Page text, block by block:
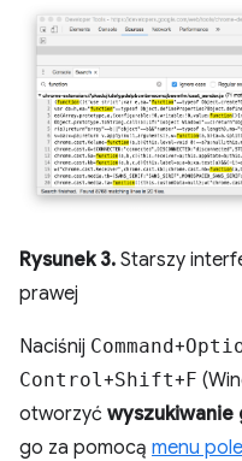
Rysunek 3. Starszy
prawej
Naciśnij Command+
Control+Shift+F
otworzyć wyszukiwanie
go za pomocą menu